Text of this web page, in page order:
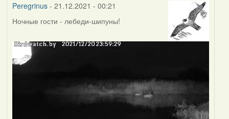
Peregrinus- 21.12.2021 - 00:21
Ночные гости - лебеди-шипуны!